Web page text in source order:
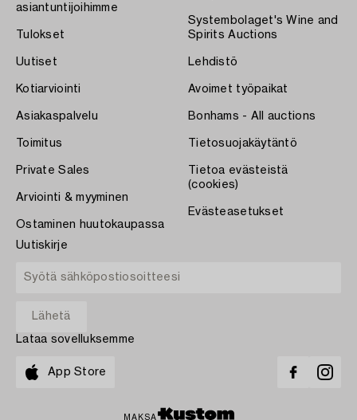
asiantuntijoihimme
Tulokset
Uutiset
Kotiarviointi
Asiakaspalvelu
Toimitus
Private Sales
Arviointi & myyminen
Ostaminen huutokaupassa
Systembolaget's Wine and
Spirits Auctions
Lehdistö
Avoimet työpaikat
Bonhams - All auctions
Tietosuojakäytäntö
Tietoa evästeistä
(cookies)
Evästeasetukset
Uutiskirje
Lataa sovelluksemme
App Store
MAKSA